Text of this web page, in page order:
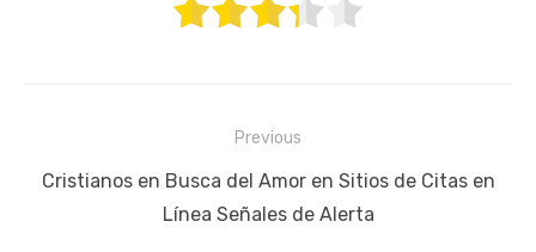
de
Previous
Previous
Cristianos en Busca del Amor en Sitios de Citas en
Línea Señales de Alerta